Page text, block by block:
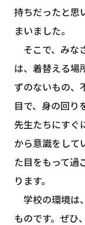
持ちだったと思
まいました。
そこで、みな
は、着替える場
ずのないもの、
目で、身の回り
先生たちにすぐ
から意識をして
た目をもって過
ります。
学校の環境は
ものです。ぜひ